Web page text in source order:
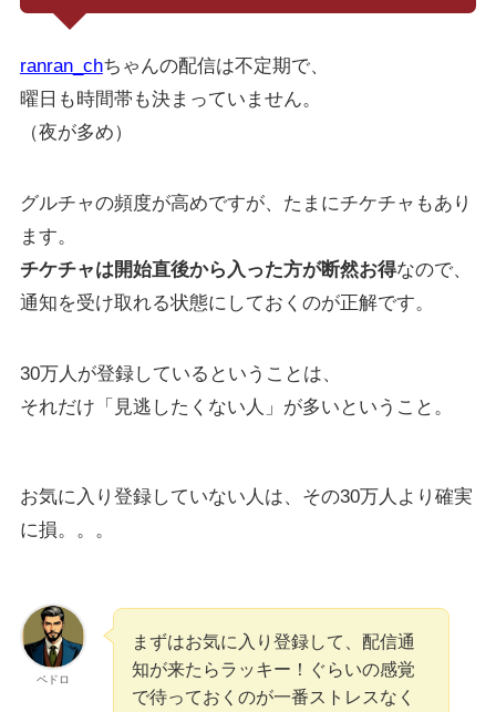
ranran_chちゃんの配信は不定期で、
曜日も時間帯も決まっていません。
（夜が多め）
グルチャの頻度が高めですが、たまにチケチャもあり
ます。
チケチャは開始直後から入った方が断然お得なので、
通知を受け取れる状態にしておくのが正解です。
30万人が登録しているということは、
それだけ「見逃したくない人」が多いということ。
お気に入り登録していない人は、その30万人より確実
に損。。。
ペドロ
まずはお気に入り登録して、配信通
知が来たらラッキー！ぐらいの感覚
で待っておくのが一番ストレスなく